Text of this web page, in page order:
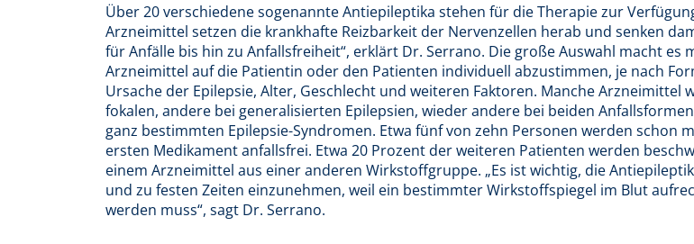
Über 20 verschiedene sogenannte Antiepileptika stehen für die Therapie zur
Arzneimittel setzen die krankhafte Reizbarkeit der Nervenzellen herab und senken
für Anfälle bis hin zu Anfallsfreiheit“, erklärt Dr. Serrano. Die große Auswahl macht es
Arzneimittel auf die Patientin oder den Patienten individuell abzustimmen, je nach
Ursache der Epilepsie, Alter, Geschlecht und weiteren Faktoren. Manche Arzneimittel
fokalen, andere bei generalisierten Epilepsien, wieder andere bei beiden
ganz bestimmten Epilepsie-Syndromen. Etwa fünf von zehn Personen werden schon
ersten Medikament anfallsfrei. Etwa 20 Prozent der weiteren Patienten werden
einem Arzneimittel aus einer anderen Wirkstoffgruppe. „Es ist wichtig, die
und zu festen Zeiten einzunehmen, weil ein bestimmter Wirkstoffspiegel im Blut
werden muss“, sagt Dr. Serrano.